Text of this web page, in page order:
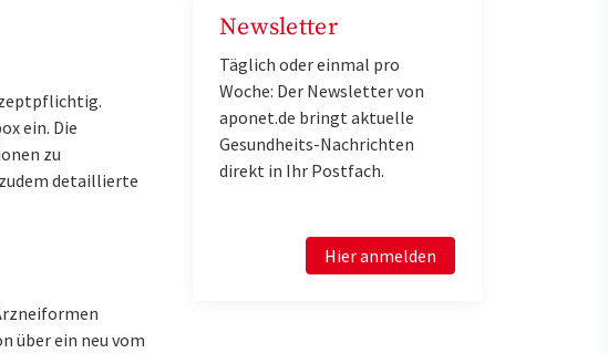
ein. Die
zu
detaillierte
über ein neu vom
Newsletter
Täglich oder einmal pro
Woche: Der Newsletter von
aponet.de bringt aktuelle
Gesundheits-Nachrichten
direkt in Ihr Postfach.
Hier anmelden